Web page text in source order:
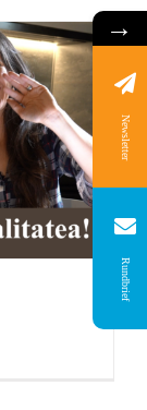
→
Newsletter
Rundbrief